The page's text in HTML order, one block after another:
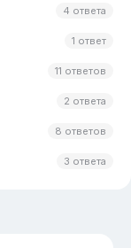
4 ответа
1 ответ
11 ответов
2 ответа
8 ответов
3 ответа